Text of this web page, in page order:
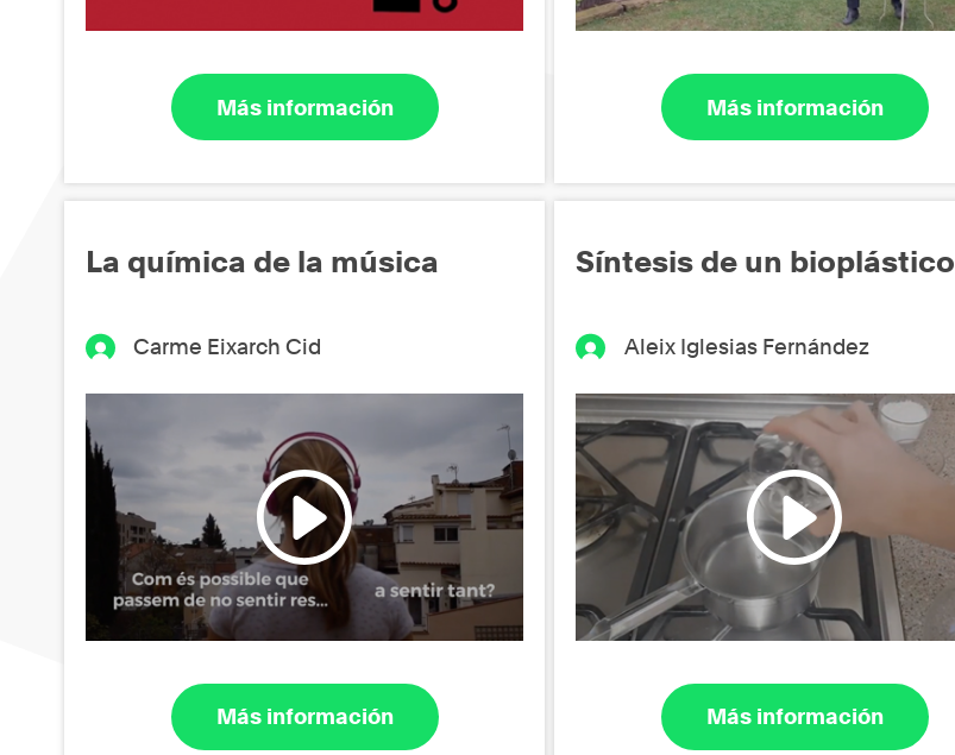
Más información Más información
La química de la música
Carme Eixarch Cid
Más información
Síntesis de un bioplástico
Aleix Iglesias Fernández
Más información